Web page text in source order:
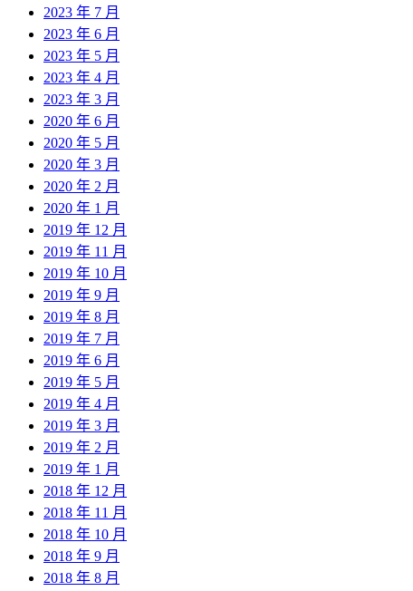
2023 年 7 月
2023 年 6 月
2023 年 5 月
2023 年 4 月
2023 年 3 月
2020 年 6 月
2020 年 5 月
2020 年 3 月
2020 年 2 月
2020 年 1 月
2019 年 12 月
2019 年 11 月
2019 年 10 月
2019 年 9 月
2019 年 8 月
2019 年 7 月
2019 年 6 月
2019 年 5 月
2019 年 4 月
2019 年 3 月
2019 年 2 月
2019 年 1 月
2018 年 12 月
2018 年 11 月
2018 年 10 月
2018 年 9 月
2018 年 8 月